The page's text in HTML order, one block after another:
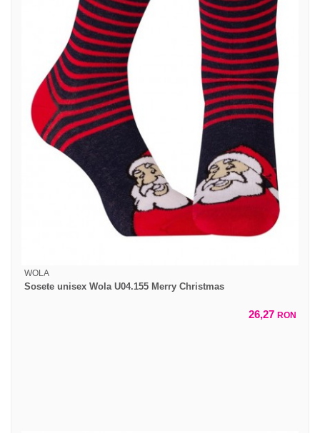
WOLA
Sosete unisex Wola U04.155 Merry Christmas
26,27 RON